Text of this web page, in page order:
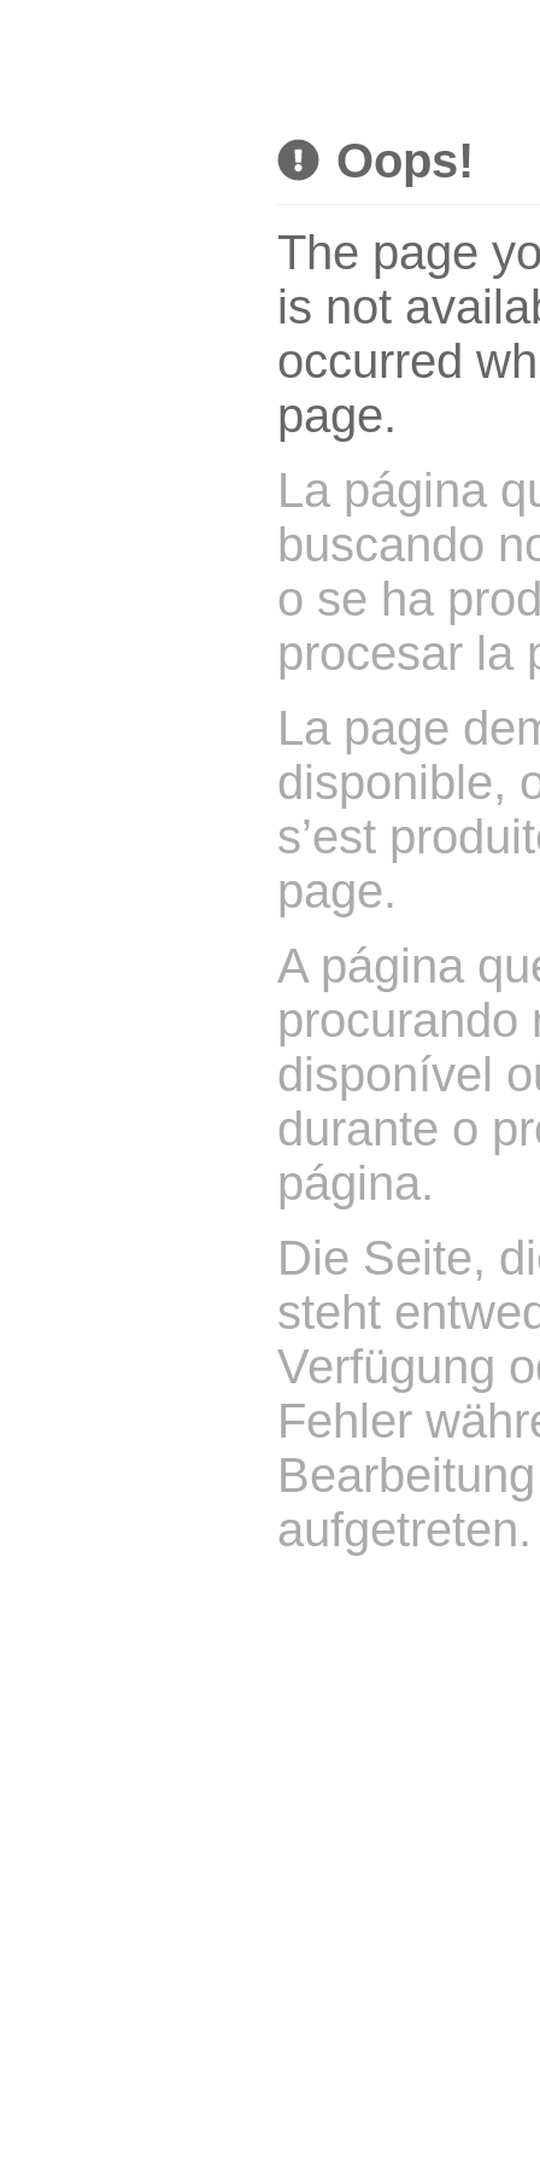
Oops!
The page
is not
occurred
page.
La página
buscando
o se ha
procesar la
La page
disponible,
s’est
page.
A página
procurando
disponível
durante o
página.
Die Seite,
steht
Verfügung
Fehler
aufgetreten.